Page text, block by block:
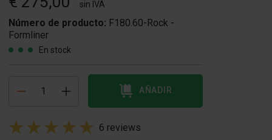
sin IVA
Número de producto: F180.60-Rock -
Formliner
En stock
AÑADIR
6 reviews